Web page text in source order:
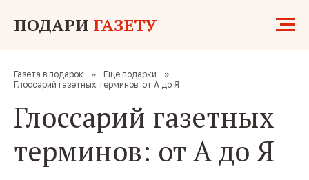
ПОДАРИ ГАЗЕТУ
Газета в подарок » Ещё подарки
»
Глоссарий газетных терминов: от А до Я
Глоссарий газетных
терминов: от А до Я